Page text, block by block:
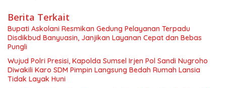
Berita Terkait
Bupati Askolani Resmikan Gedung Pelayanan Terpadu
Disdikbud Banyuasin, Janjikan Layanan Cepat dan Bebas
Pungli
Wujud Polri Presisi, Kapolda Sumsel Irjen Pol Sandi Nugroho
Diwakili Karo SDM Pimpin Langsung Bedah Rumah Lansia
Tidak Layak Huni